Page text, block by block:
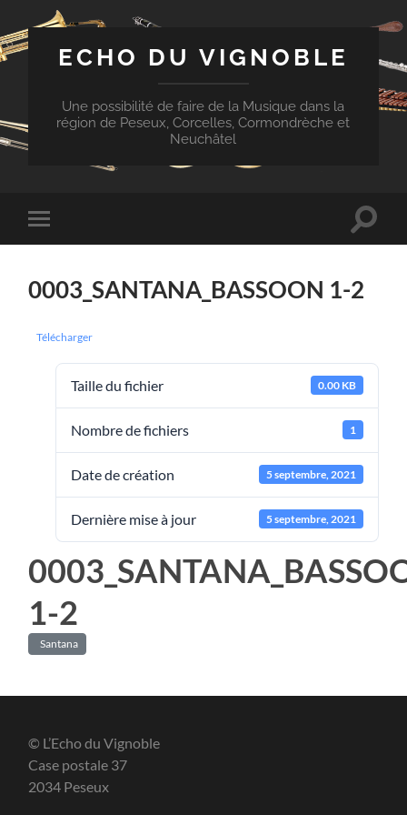
ECHO DU VIGNOBLE
Une possibilité de faire de la Musique dans la
région de Peseux, Corcelles, Cormondrèche et
Neuchâtel
Toggle
mobile
Toggle
0003_SANTANA_BASSOON 1-2
Télécharger
Taille du fichier 0.00 KB
Nombre de fichiers 1
Date de création 5 septembre, 2021
Dernière mise à jour 5 septembre, 2021
1-2
Santana
© L’Echo du Vignoble
Case postale 37
2034 Peseux